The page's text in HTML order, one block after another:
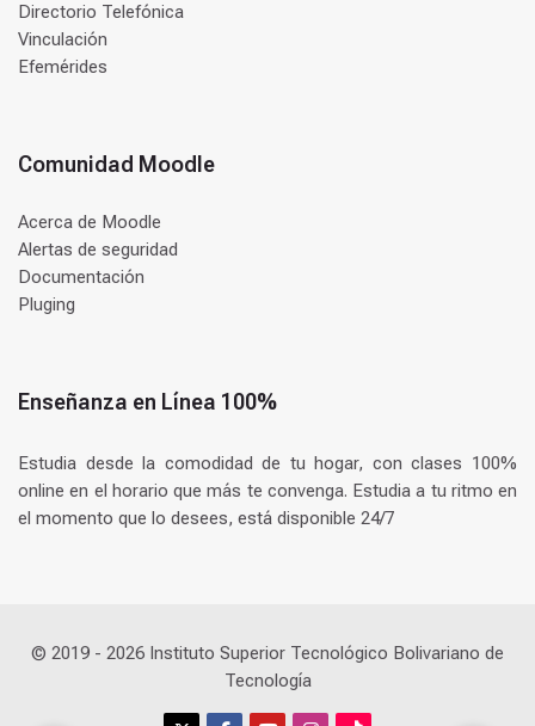
Directorio Telefónica
Vinculación
Efemérides
Comunidad Moodle
Acerca de Moodle
Alertas de seguridad
Documentación
Pluging
Enseñanza en Línea 100%
Estudia desde la comodidad de tu hogar, con clases 100%
online en el horario que más te convenga. Estudia a tu ritmo en
el momento que lo desees, está disponible 24/7
© 2019 - 2026 Instituto Superior Tecnológico Bolivariano de
Tecnología